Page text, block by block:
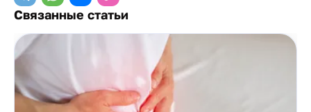
Связанные статьи